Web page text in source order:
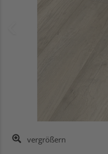
vergrößern